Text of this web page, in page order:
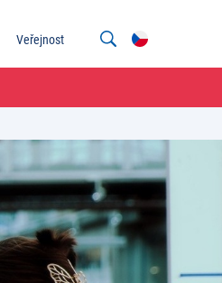
Veřejnost